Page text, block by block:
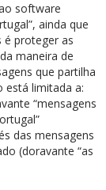
software
ainda que
proteger as
maneira de
que partilha
está limitada a:
“mensagens
das mensagens
(doravante “as